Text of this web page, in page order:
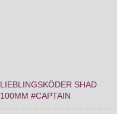
LIEBLINGSKÖDER SHAD
100MM #CAPTAIN